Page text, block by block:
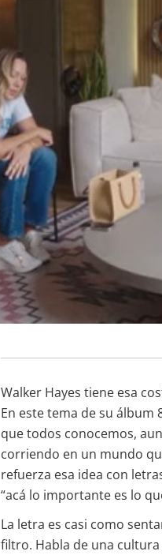
Walker Hayes tiene esa
En este tema de su álbum
que todos conocemos,
corriendo en un mundo
refuerza esa idea con
“acá lo importante es lo
La letra es casi como
filtro. Habla de una